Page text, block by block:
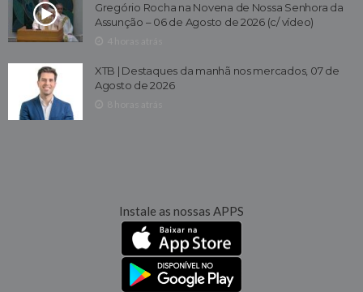
Gregório Rocha na Novena de Nossa Senhora da
Assunção – 06 de Agosto de 2026 (c/ vídeo)
XTB | Destaques da manhã nos mercados, 07 de
Agosto de 2026
Instale as nossas APPS